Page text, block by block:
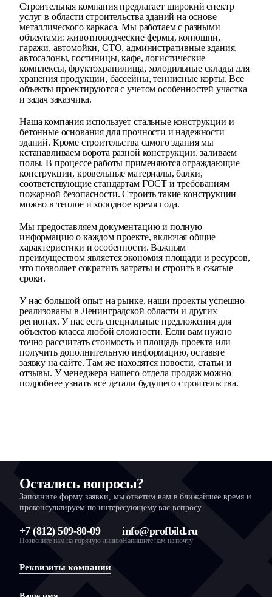
Строительная компания предлагает широкий спектр
услуг в области строительства зданий на основе
металлического каркаса. Мы работаем с разными
объектами: животноводческие фермы, конюшни,
гаражи, автомойки, СТО, административные здания,
автосалоны, гостиницы, кафе, логистические
комплексы, фруктохранилища, холодильные склады для
хранения продукции, бассейны, теннисные корты. Все
объекты проектируются с учетом особенностей участка
и задач заказчика.
Наша компания использует стальные конструкции и
бетонные основания для прочности и надежности
зданий. Кроме строительства самого здания мы
кстанавливаем ворота разной конструкции, заливаем
полы. В процессе работы применяются ограждающие
конструкции, кровельные материалы, балки,
соответствующие стандартам ГОСТ и требованиям
пожарной безопасности. Строить такие конструкции
можно в теплое и холодное время года.
Мы предоставляем документацию и полную
информацию о каждом проекте, включая общие
характеристики и особенности. Важным
преимуществом является экономия площади и ресурсов,
что позволяет сократить затраты и строить в сжатые
сроки.
У нас большой опыт на рынке, наши проекты успешно
реализованы в Ленинградской области и других
регионах. У нас есть специальные предложения для
объектов класса любой сложности. Если вам нужно
точно рассчитать стоимость и площадь проекта или
получить дополнительную информацию, оставьте
заявку на сайте. Там же находятся новости, статьи и
отзывы. У менеджера нашего отдела продаж можно
подробнее узнать все детали будущего строительства.
Остались вопросы?
Заполните форму заявки, мы ответим вам в ближайшее время и
проконсультируем по интересующему вас вопросу
+7 (812) 509-80-09
Позвоните нам на горячую линию
info@profbild.ru
Напишите нам на почту
Реквизиты компании